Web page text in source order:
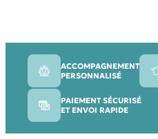
ACCOMPAGNEMENT
PERSONNALISÉ
PAIEMENT SÉCURISÉ
ET ENVOI RAPIDE